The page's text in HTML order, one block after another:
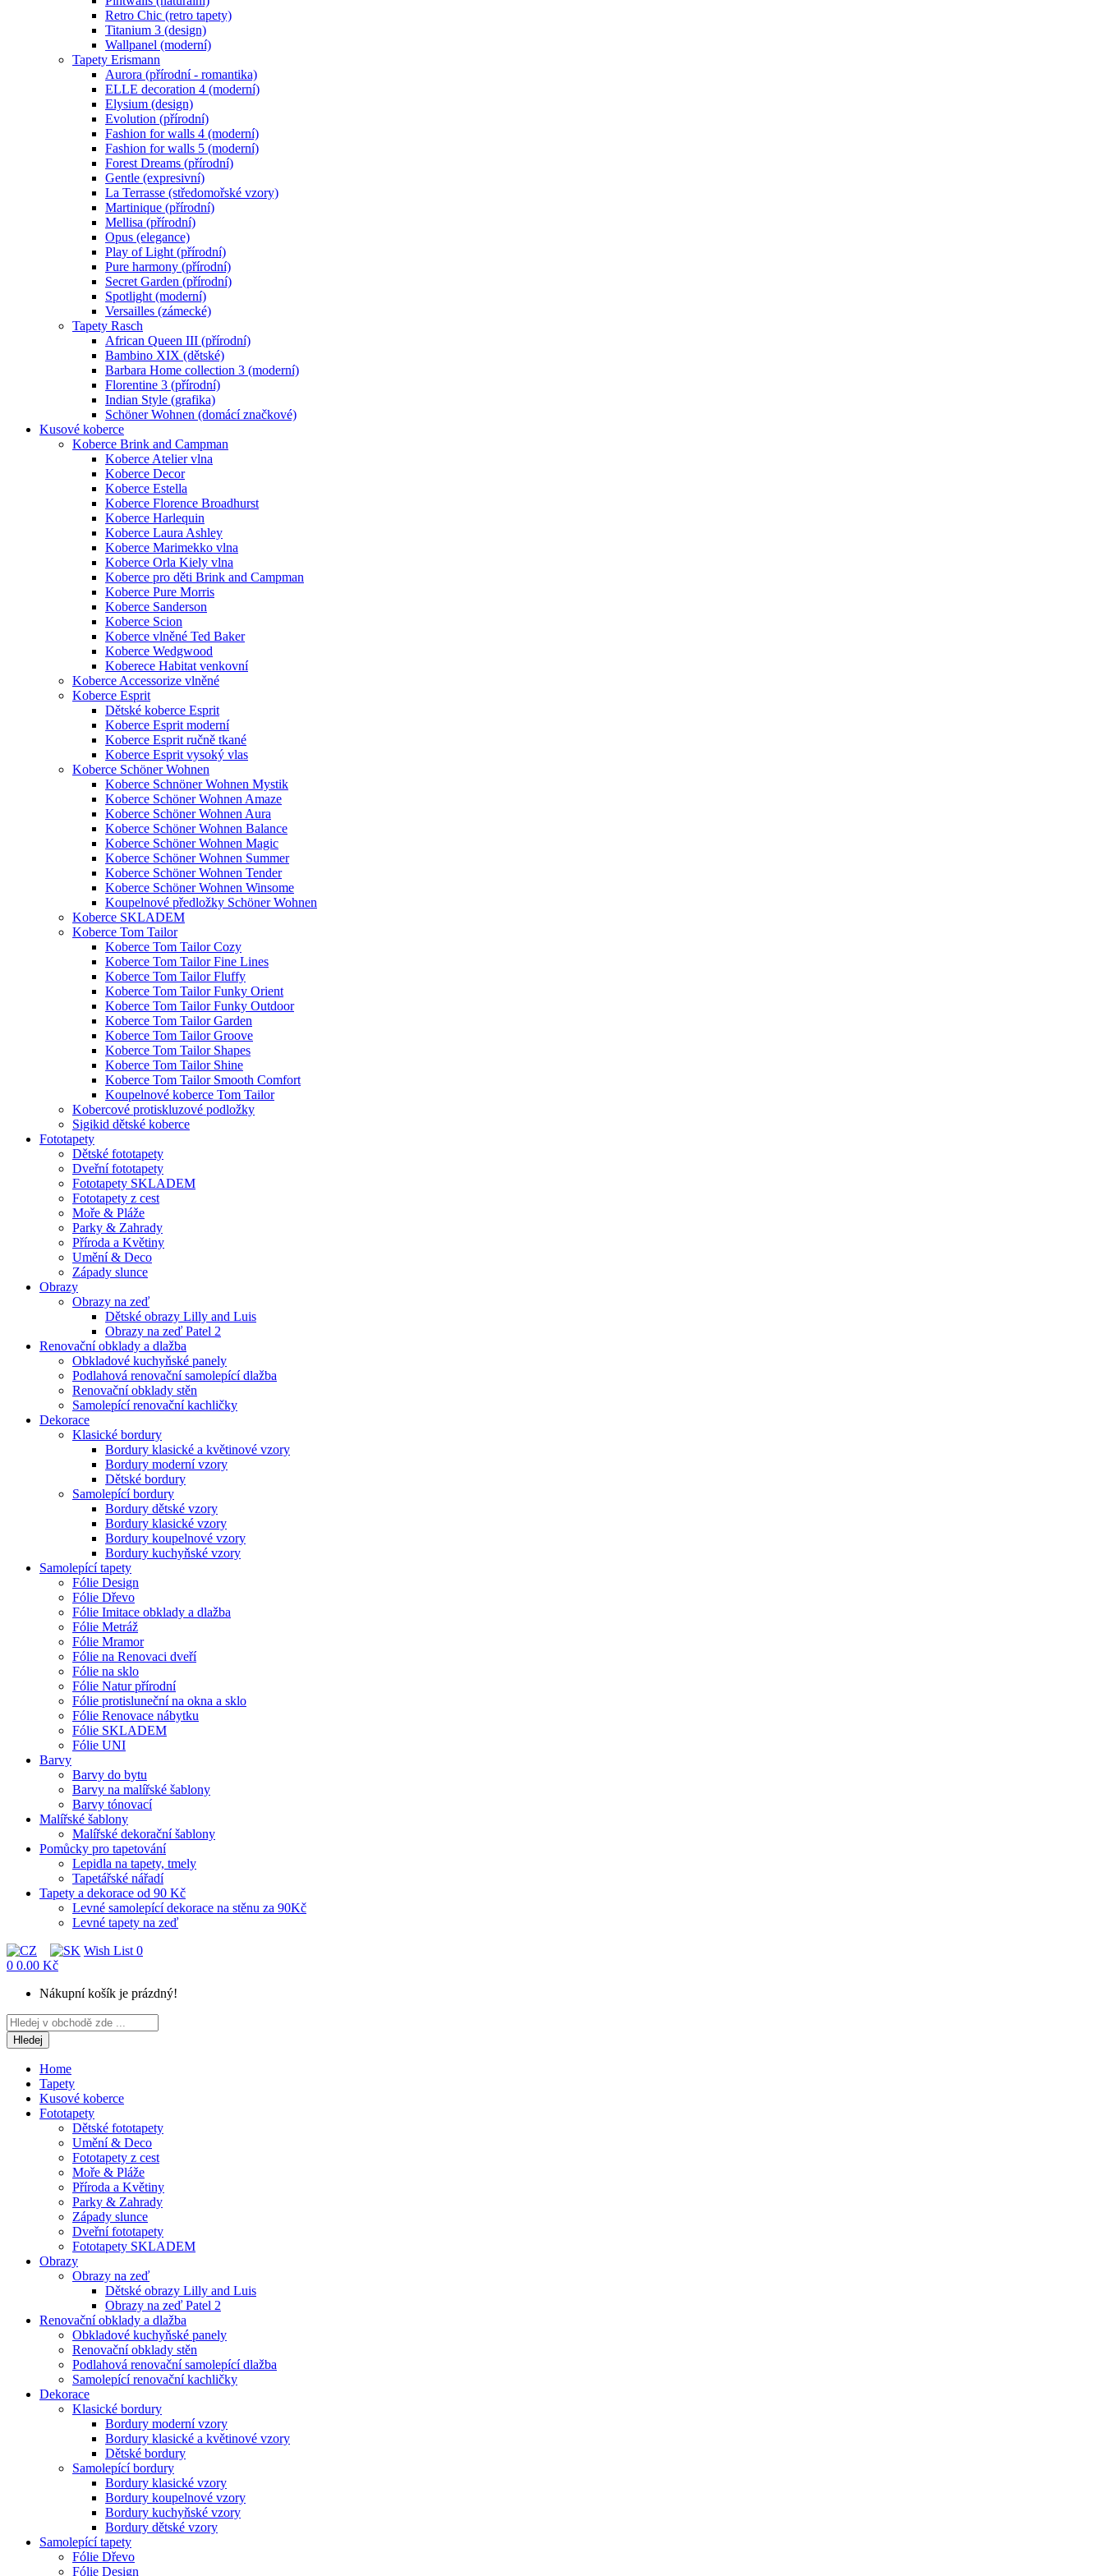
Retro Chic (retro tapety)
Titanium 3 (design)
Wallpanel (moderní)
Tapety Erismann
Aurora (přírodní - romantika)
ELLE decoration 4 (moderní)
Elysium (design)
Evolution (přírodní)
Fashion for walls 4 (moderní)
Fashion for walls 5 (moderní)
Forest Dreams (přírodní)
Gentle (expresivní)
La Terrasse (středomořské vzory)
Martinique (přírodní)
Mellisa (přírodní)
Opus (elegance)
Play of Light (přírodní)
Pure harmony (přírodní)
Secret Garden (přírodní)
Spotlight (moderní)
Versailles (zámecké)
Tapety Rasch
African Queen III (přírodní)
Bambino XIX (dětské)
Barbara Home collection 3 (moderní)
Florentine 3 (přírodní)
Indian Style (grafika)
Schöner Wohnen (domácí značkové)
Kusové koberce
Koberce Brink and Campman
Koberce Atelier vlna
Koberce Decor
Koberce Estella
Koberce Florence Broadhurst
Koberce Harlequin
Koberce Laura Ashley
Koberce Marimekko vlna
Koberce Orla Kiely vlna
Koberce pro děti Brink and Campman
Koberce Pure Morris
Koberce Sanderson
Koberce Scion
Koberce vlněné Ted Baker
Koberce Wedgwood
Koberece Habitat venkovní
Koberce Accessorize vlněné
Koberce Esprit
Dětské koberce Esprit
Koberce Esprit moderní
Koberce Esprit ručně tkané
Koberce Esprit vysoký vlas
Koberce Schöner Wohnen
Koberce Schnöner Wohnen Mystik
Koberce Schöner Wohnen Amaze
Koberce Schöner Wohnen Aura
Koberce Schöner Wohnen Balance
Koberce Schöner Wohnen Magic
Koberce Schöner Wohnen Summer
Koberce Schöner Wohnen Tender
Koberce Schöner Wohnen Winsome
Koupelnové předložky Schöner Wohnen
Koberce SKLADEM
Koberce Tom Tailor
Koberce Tom Tailor Cozy
Koberce Tom Tailor Fine Lines
Koberce Tom Tailor Fluffy
Koberce Tom Tailor Funky Orient
Koberce Tom Tailor Funky Outdoor
Koberce Tom Tailor Garden
Koberce Tom Tailor Groove
Koberce Tom Tailor Shapes
Koberce Tom Tailor Shine
Koberce Tom Tailor Smooth Comfort
Koupelnové koberce Tom Tailor
Kobercové protiskluzové podložky
Sigikid dětské koberce
Fototapety
Dětské fototapety
Dveřní fototapety
Fototapety SKLADEM
Fototapety z cest
Moře & Pláže
Parky & Zahrady
Příroda a Květiny
Umění & Deco
Západy slunce
Obrazy
Obrazy na zeď
Dětské obrazy Lilly and Luis
Obrazy na zeď Patel 2
Renovační obklady a dlažba
Obkladové kuchyňské panely
Podlahová renovační samolepící dlažba
Renovační obklady stěn
Samolepící renovační kachličky
Dekorace
Klasické bordury
Bordury klasické a květinové vzory
Bordury moderní vzory
Dětské bordury
Samolepící bordury
Bordury dětské vzory
Bordury klasické vzory
Bordury koupelnové vzory
Bordury kuchyňské vzory
Samolepící tapety
Fólie Design
Fólie Dřevo
Fólie Imitace obklady a dlažba
Fólie Metráž
Fólie Mramor
Fólie na Renovaci dveří
Fólie na sklo
Fólie Natur přírodní
Fólie protisluneční na okna a sklo
Fólie Renovace nábytku
Fólie SKLADEM
Fólie UNI
Barvy
Barvy do bytu
Barvy na malířské šablony
Barvy tónovací
Malířské šablony
Malířské dekorační šablony
Pomůcky pro tapetování
Lepidla na tapety, tmely
Tapetářské nářadí
Tapety a dekorace od 90 Kč
Levné samolepící dekorace na stěnu za 90Kč
Levné tapety na zeď
Wish List 0
0 0.00 Kč
Nákupní košík je prázdný!
Hledej
Home
Tapety
Kusové koberce
Fototapety
Dětské fototapety
Umění & Deco
Fototapety z cest
Moře & Pláže
Příroda a Květiny
Parky & Zahrady
Západy slunce
Dveřní fototapety
Fototapety SKLADEM
Obrazy
Obrazy na zeď
Dětské obrazy Lilly and Luis
Obrazy na zeď Patel 2
Renovační obklady a dlažba
Obkladové kuchyňské panely
Renovační obklady stěn
Podlahová renovační samolepící dlažba
Samolepící renovační kachličky
Dekorace
Klasické bordury
Bordury moderní vzory
Bordury klasické a květinové vzory
Dětské bordury
Samolepící bordury
Bordury klasické vzory
Bordury koupelnové vzory
Bordury kuchyňské vzory
Bordury dětské vzory
Samolepící tapety
Fólie Dřevo
Fólie Design